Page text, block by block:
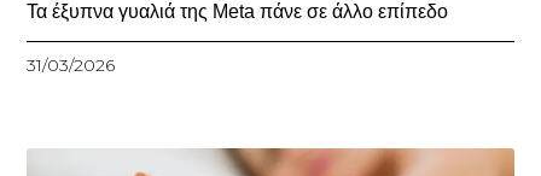
Τα έξυπνα γυαλιά της Meta πάνε σε άλλο επίπεδο
31/03/2026